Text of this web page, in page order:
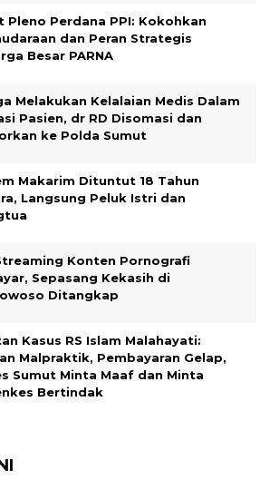
Pleno Perdana PPI: Kokohkan
dan Peran Strategis
Besar PARNA
Melakukan Kelalaian Medis Dalam
Pasien, dr RD Disomasi dan
ke Polda Sumut
Makarim Dituntut 18 Tahun
Langsung Peluk Istri dan
Konten Pornografi
Sepasang Kekasih di
Ditangkap
Kasus RS Islam Malahayati:
Malpraktik, Pembayaran Gelap,
Sumut Minta Maaf dan Minta
Bertindak